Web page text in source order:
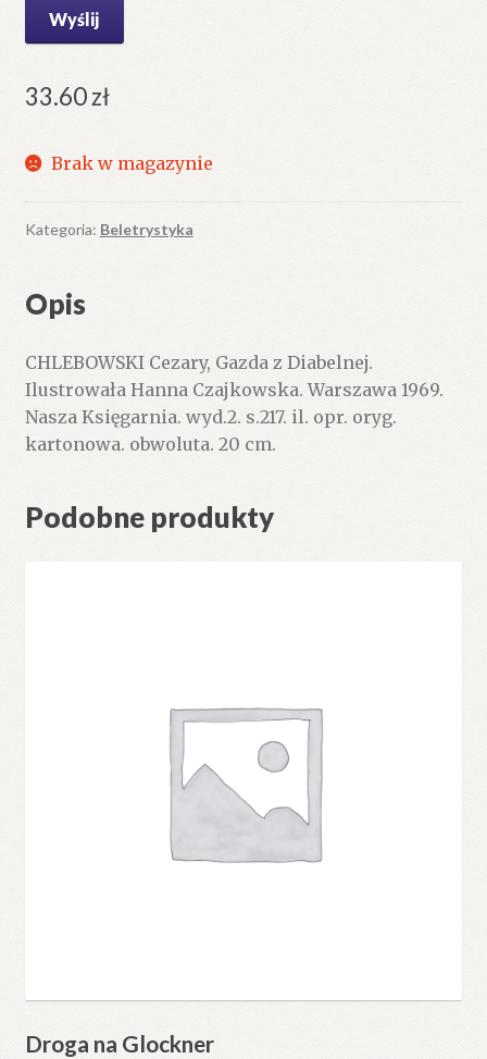
33.60zł
Brak w magazynie
Kategoria: Beletrystyka
Opis
CHLEBOWSKI Cezary, Gazda z Diabelnej.
Ilustrowała Hanna Czajkowska. Warszawa 1969.
Nasza Księgarnia. wyd.2. s.217. il. opr. oryg.
kartonowa. obwoluta. 20 cm.
Podobne produkty
Droga na Glockner